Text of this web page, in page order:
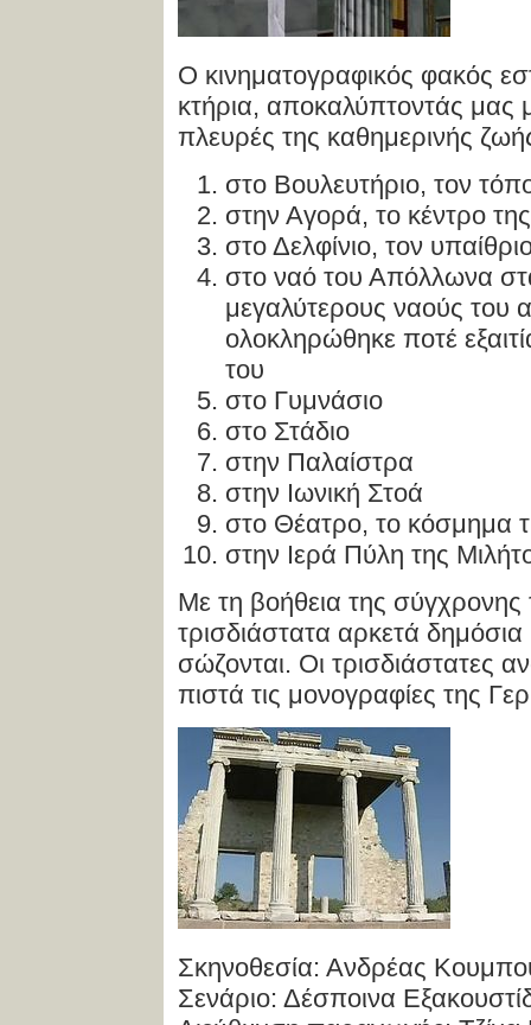
Ο κινηματογραφικός φακός
κτήρια, αποκαλύπτοντάς μας
πλευρές της καθημερινής
στο Βουλευτήριο, τον
στην Αγορά, το κέντρο
στο Δελφίνιο, τον
στο ναό του Απόλλωνα
μεγαλύτερους ναούς του
ολοκληρώθηκε ποτέ
του
στο Γυμνάσιο
στο Στάδιο
στην Παλαίστρα
στην Ιωνική Στοά
στο Θέατρο, το κόσμημα
στην Ιερά Πύλη της
Με τη βοήθεια της σύγχρονης
τρισδιάστατα αρκετά
σώζονται. Οι τρισδιάστατες
πιστά τις μονογραφίες της
Σκηνοθεσία: Ανδρέας
Σενάριο: Δέσποινα